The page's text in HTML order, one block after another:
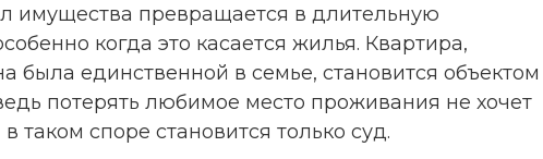
имущества превращается в длительную
когда это касается жилья. Квартира,
была единственной в семье, становится объектом
потерять любимое место проживания не хочет
таком споре становится только суд.